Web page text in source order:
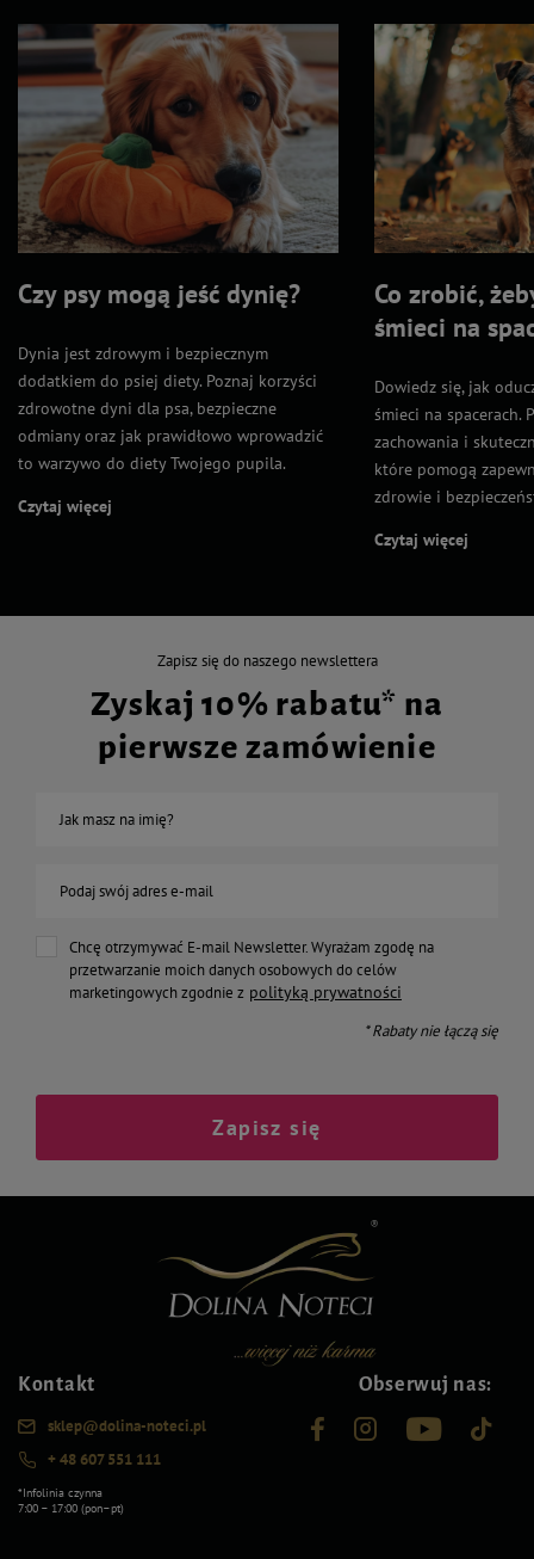
Czy psy mogą jeść dynię?
Dynia jest zdrowym i bezpiecznym
dodatkiem do psiej diety. Poznaj korzyści
zdrowotne dyni dla psa, bezpieczne
odmiany oraz jak prawidłowo wprowadzić
to warzywo do diety Twojego pupila.
Czytaj więcej
Co zrobić,
śmieci na
Dowiedz się, jak
śmieci na spacerach.
zachowania i
które pomogą
zdrowie i
Czytaj więcej
Zapisz się do naszego newslettera
Zyskaj 10% rabatu* na
pierwsze zamówienie
Jak masz na imię?
Podaj swój adres e-mail
Chcę otrzymywać E-mail Newsletter. Wyrażam zgodę na
przetwarzanie moich danych osobowych do celów
marketingowych zgodnie z polityką prywatności
* Rabaty nie łączą się
Zapisz się
Kontakt
sklep@dolina-noteci.pl
+ 48 607 551 111
*Infolinia czynna
7:00 – 17:00 (pon–pt)
Obserwuj nas: